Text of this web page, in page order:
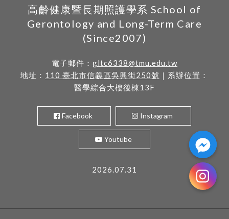
高齡健康暨長期照護學系 School of
Gerontology and Long-Term Care
(Since2007)
電子郵件： gltc6338@tmu.edu.tw
地址： 110 臺北市信義區吳興街250號 ｜系辦位置：
醫學綜合大樓後棟13F
Facebook Instagram
Youtube
2026.07.31